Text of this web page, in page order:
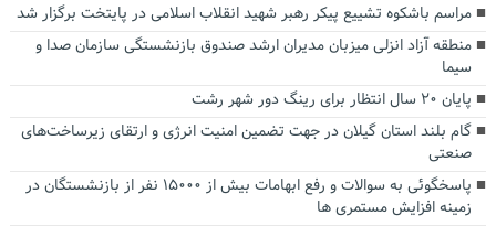
رضایت بازنشستگان و بهبود معیشت و تکریم آنها سرلوحه اهداف
سازمانی است
توسعه شبکه ریلی بندر کاسپین برای افزایش ظرفیت ترانزیتی در دستور
کار قرار گرفت
تفاهم‌نامه همکاری میان سازمان منطقه آزاد انزلی و شرکت ملی پست
جمهوری اسلامی ایران امضا شد
مراسم باشکوه تشییع پیکر رهبر شهید انقلاب اسلامی در پایتخت برگزار شد
منطقه آزاد انزلی میزبان مدیران ارشد صندوق بازنشستگی سازمان صدا و
سیما
پایان ۲۰ سال انتظار برای رینگ دور شهر رشت
گام بلند استان گیلان در جهت تضمین امنیت انرژی و ارتقای زیرساخت‌های
صنعتی
پاسخگوئی به سوالات و رفع ابهامات بیش از ۱۵۰۰۰ نفر از بازنشستگان در
زمینه افزایش مستمری ها